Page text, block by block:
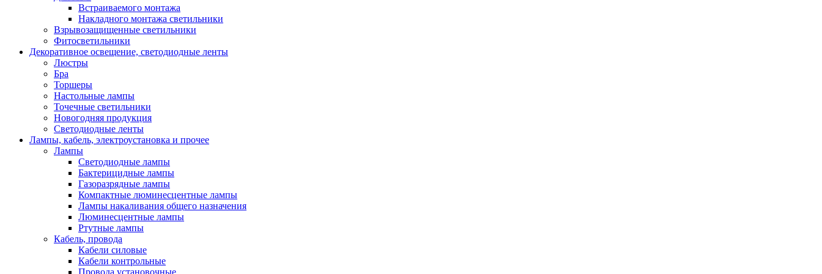
Встраиваемого монтажа
Накладного монтажа светильники
Взрывозащищенные светильники
Фитосветильники
Декоративное освещение, светодиодные ленты
Люстры
Бра
Торшеры
Настольные лампы
Точечные светильники
Новогодняя продукция
Светодиодные ленты
Лампы, кабель, электроустановка и прочее
Лампы
Светодиодные лампы
Бактерицидные лампы
Газоразрядные лампы
Компактные люминесцентные лампы
Лампы накаливания общего назначения
Люминесцентные лампы
Ртутные лампы
Кабель, провода
Кабели силовые
Кабели контрольные
Провода установочные